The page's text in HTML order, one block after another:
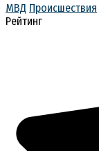
МВД Происшествия
Рейтинг